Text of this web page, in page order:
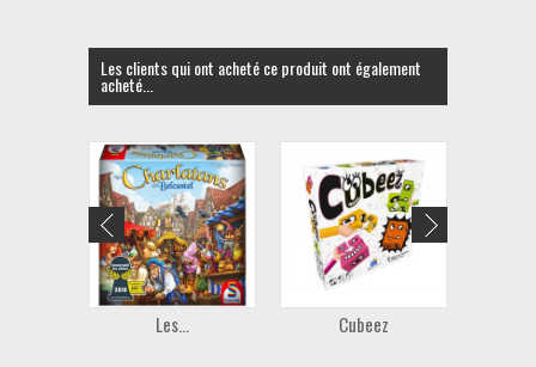
Les clients qui ont acheté ce produit ont également
acheté...
Les... Cubeez